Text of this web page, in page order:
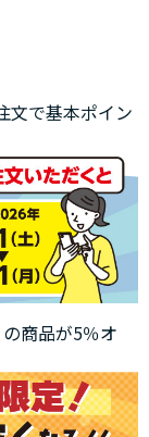
文で基本ポイン
商品が5％オ